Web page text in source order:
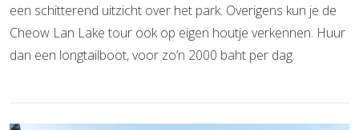
een schitterend uitzicht over het park. Overigens kun je de
Cheow Lan Lake tour ook op eigen houtje verkennen. Huur
dan een longtailboot, voor zo’n 2000 baht per dag.